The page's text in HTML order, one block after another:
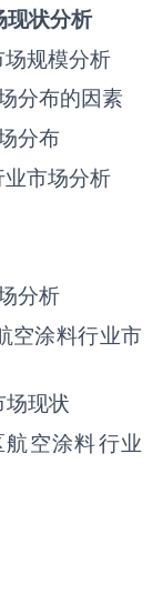
现状分析
规模分析
分布的因素
分布
市场分析
分析
空涂料‌‌‌行业市
现状
空涂料‌‌‌行业